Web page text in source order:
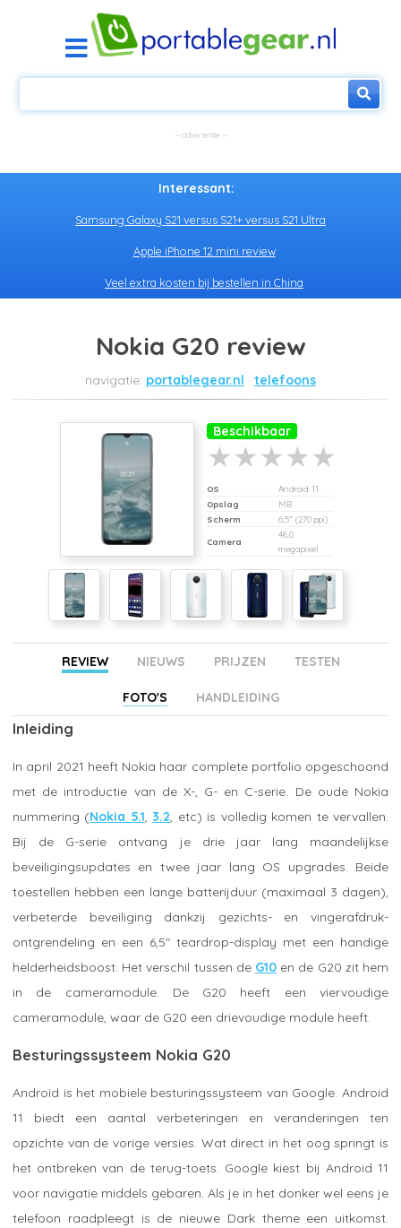
Interessant:
Samsung Galaxy S21 versus S21+ versus S21 Ultra
Apple iPhone 12 mini review
Veel extra kosten bij bestellen in China
Nokia G20 review
portablegear.nl telefoons
Beschikbaar
OS
Android 11
Opslag
MB
Scherm
6,5" (270 ppi)
Camera
48,0
megapixel
REVIEW NIEUWS PRIJZEN TESTEN
FOTO'S HANDLEIDING
Inleiding
In april 2021 heeft Nokia haar complete portfolio opgeschoond
met de introductie van de X-, G- en C-serie. De oude Nokia
nummering (Nokia 5.1 3.2 , etc) is volledig komen te vervallen.
Bij de G-serie ontvang je drie jaar lang maandelijkse
beveiligingsupdates en twee jaar lang OS upgrades. Beide
toestellen hebben een lange batterijduur (maximaal 3 dagen),
verbeterde beveiliging dankzij gezichts- en vingerafdruk-
ontgrendeling en een 6,5" teardrop-display met een handige
helderheidsboost. Het verschil tussen de G10 en de G20 zit hem
in de cameramodule. De G20 heeft een viervoudige
cameramodule, waar de G20 een drievoudige module heeft.
Besturingssysteem Nokia G20
Android is het mobiele besturingssysteem van Google. Android
11 biedt een aantal verbeteringen en veranderingen ten
opzichte van de vorige versies. Wat direct in het oog springt is
het ontbreken van de terug-toets. Google kiest bij Android 11
voor navigatie middels gebaren. Als je in het donker wel eens je
telefoon raadpleegt is de nieuwe Dark theme een uitkomst.